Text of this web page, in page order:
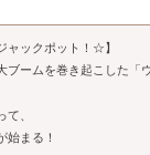
ャックポット！☆】
ブームを巻き起こした「
て、
始まる！